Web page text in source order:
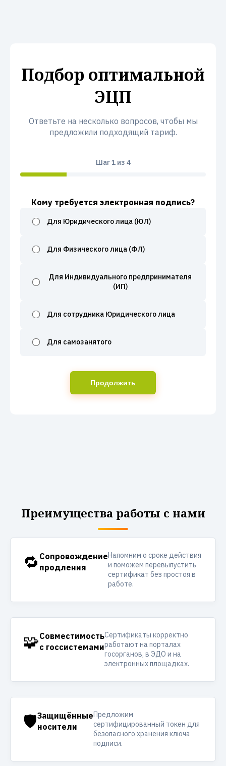
Подбор оптимальной
ЭЦП
Ответьте на несколько вопросов, чтобы мы
предложили подходящий тариф.
Шаг1из 4
Кому требуется электронная подпись?
Для Юридического лица (ЮЛ)
Для Физического лица (ФЛ)
Для Индивидуального предпринимателя
(ИП)
Для сотрудника Юридического лица
Для самозанятого
Продолжить
Преимущества работы с нами
🔁 Сопровождение
продления
Напомним о сроке действия
и поможем перевыпустить
сертификат без простоя в
работе.
🧩Совместимость
с госсистемами
Сертификаты корректно
работают на порталах
госорганов, в ЭДО и на
электронных площадках.
🛡️Защищённые
носители
Предложим
сертифицированный токен для
безопасного хранения ключа
подписи.